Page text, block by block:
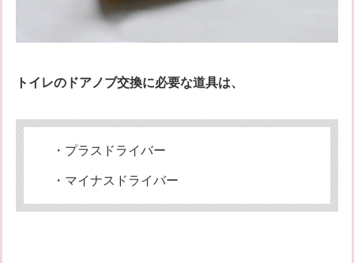
トイレのドアノブ交換に必要な道具は、
・プラスドライバー
・マイナスドライバー